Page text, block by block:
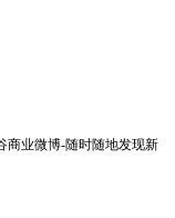
商业微博-随时随地发现新